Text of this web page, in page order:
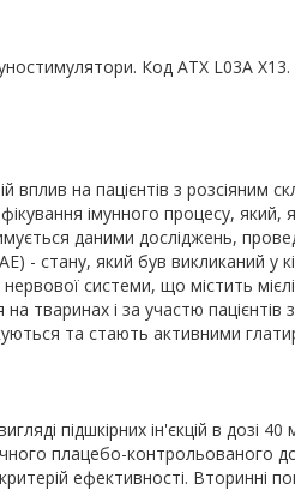
Код АТХ L03A X13.
вплив на пацієнтів з розсіяним
імунного процесу, який,
даними досліджень,
- стану, який був викликаний у
системи, що містить
тваринах і за участю пацієнтів
та стають активними
підшкірних ін'єкцій в дозі
плацебо-контрольованого
ефективності. Вторинні